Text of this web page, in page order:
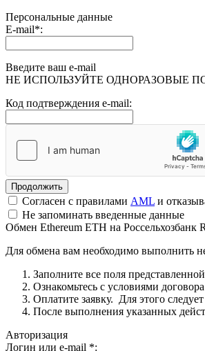
Персональные данные
E-mail*:
Введите ваш e-mail
НЕ ИСПОЛЬЗУЙТЕ ОДНОРАЗОВЫЕ
Код подтверждения e-mail:
Согласен с правилами AML и
Не запоминать введенные данные
Обмен Ethereum ETH на Россельхозбанк
Для обмена вам необходимо выполнить
Заполните все поля
Ознакомьтесь с условиями
Оплатите заявку. Для этого
После выполнения указанных
Авторизация
Логин или e-mail *: